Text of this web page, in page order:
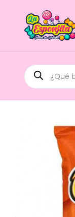
Búsqueda
de
productos